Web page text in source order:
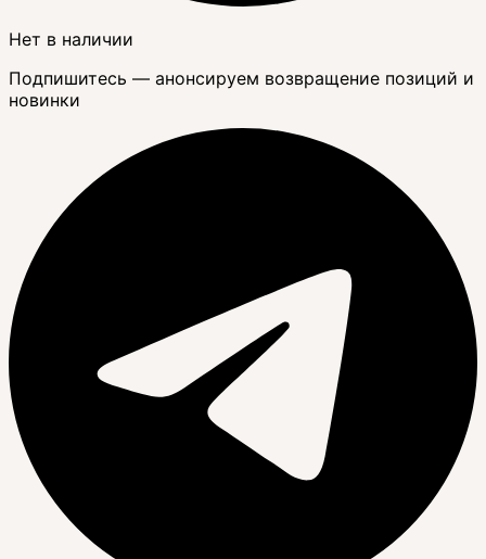
Нет в наличии
Подпишитесь — анонсируем возвращение позиций и
новинки